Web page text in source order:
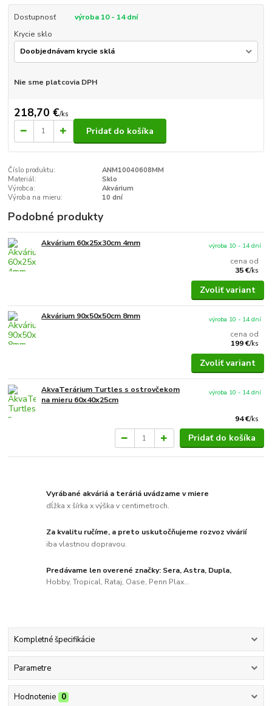
Dostupnosť
výroba 10 - 14 dní
Krycie sklo
Nie sme platcovia DPH
218,70 €/ks
Pridať do košíka
Číslo produktu:
ANM10040608MM
Materiál:
Sklo
Výrobca:
Akvárium
Výroba na mieru:
10 dní
Podobné produkty
Akvárium 60x25x30cm 4mm
cena od
35 €/ks
výroba 10 - 14 dní
Zvoliť variant
Akvárium 90x50x50cm 8mm
cena od
199 €/ks
výroba 10 - 14 dní
Zvoliť variant
AkvaTerárium Turtles s ostrovčekom
na mieru 60x40x25cm
94 €/ks
výroba 10 - 14 dní
Pridať do košíka
Vyrábané akváriá a teráriá uvádzame v miere
dĺžka x šírka x výška v centimetroch.
Za kvalitu ručíme, a preto uskutočňujeme rozvoz vivárií
iba vlastnou dopravou.
Predávame len overené značky: Sera, Astra, Dupla,
Hobby, Tropical, Rataj, Oase, Penn Plax...
Kompletné špecifikácie
Parametre
Hodnotenie 0